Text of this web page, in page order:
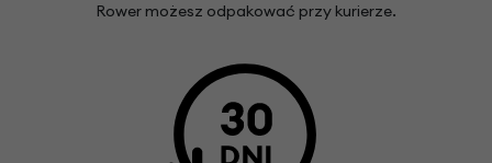
Rower możesz odpakować przy kurierze.